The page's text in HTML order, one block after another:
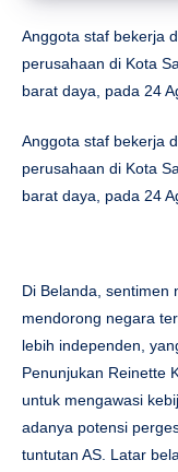
Anggota staf bekerja
perusahaan di Kota
barat daya, pada 24
Anggota staf bekerja
perusahaan di Kota
barat daya, pada 24
Di Belanda, sentimen
mendorong negara
lebih independen,
Penunjukan Reinette
untuk mengawasi
adanya potensi
tuntutan AS. Latar